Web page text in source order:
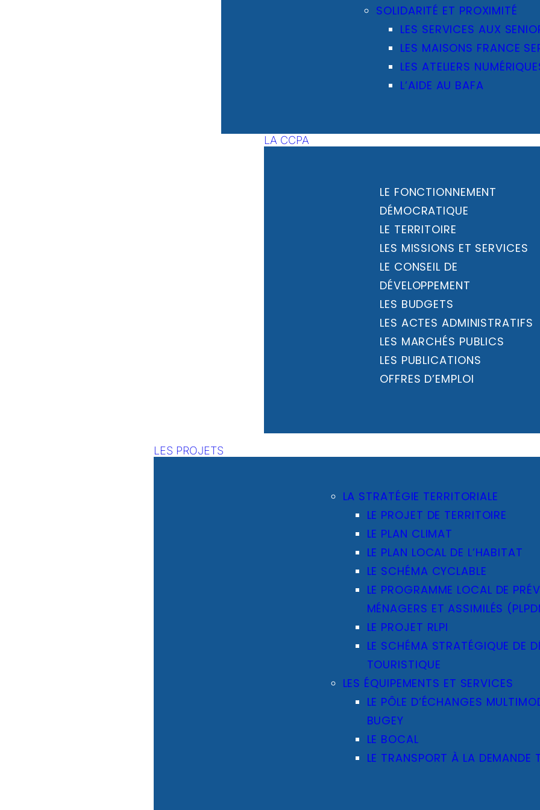
SOLIDARITÉ ET PROXIMITÉ
LES SERVICES AUX
LES MAISONS FRANCE
LES ATELIERS
L’AIDE AU BAFA
LA CCPA
LE FONCTIONNEMENT
DÉMOCRATIQUE
LE TERRITOIRE
LES MISSIONS ET SERVICES
LE CONSEIL DE
DÉVELOPPEMENT
LES BUDGETS
LES ACTES ADMINISTRATIFS
LES MARCHÉS PUBLICS
LES PUBLICATIONS
OFFRES D’EMPLOI
LES PROJETS
LA STRATÉGIE TERRITORIALE
LE PROJET DE TERRITOIRE
LE PLAN CLIMAT
LE PLAN LOCAL DE L’HABITAT
LE SCHÉMA CYCLABLE
LE PROGRAMME LOCAL DE
MÉNAGERS ET ASSIMILÉS
LE PROJET RLPI
LE SCHÉMA STRATÉGIQUE DE
TOURISTIQUE
LES ÉQUIPEMENTS ET SERVICES
LE PÔLE D’ÉCHANGES
BUGEY
LE BOCAL
LE TRANSPORT À LA DEMANDE